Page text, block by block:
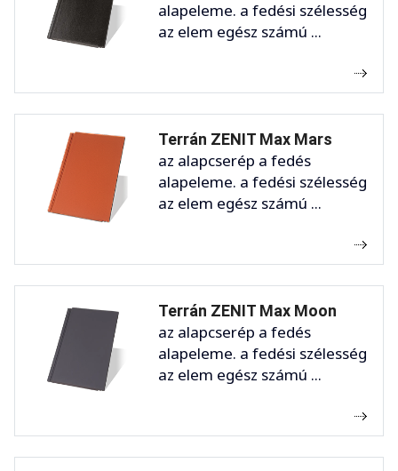
alapeleme. a fedési szélesség
az elem egész számú ...
Terrán ZENIT Max Mars
az alapcserép a fedés
alapeleme. a fedési szélesség
az elem egész számú ...
Terrán ZENIT Max Moon
az alapcserép a fedés
alapeleme. a fedési szélesség
az elem egész számú ...